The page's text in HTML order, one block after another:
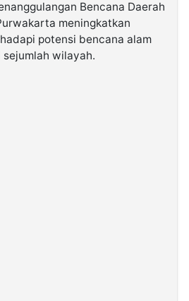
Bencana Daerah
meningkatkan
potensi bencana alam
wilayah.